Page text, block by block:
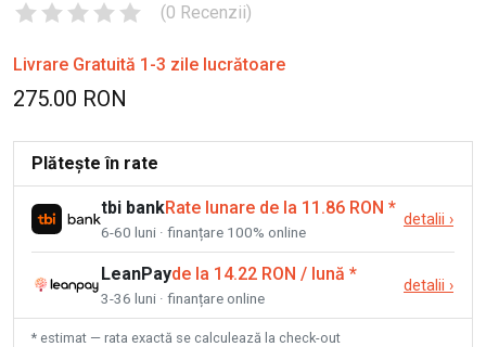
(0 Recenzii)
Livrare Gratuită 1-3 zile lucrătoare
275.00 RON
Plătește în rate
tbi bankRate lunare de la 11.86 RON *
6-60 luni · finanțare 100% online
detalii ›
LeanPayde la 14.22 RON / lună *
3-36 luni · finanțare online
detalii ›
* estimat — rata exactă se calculează la check-out